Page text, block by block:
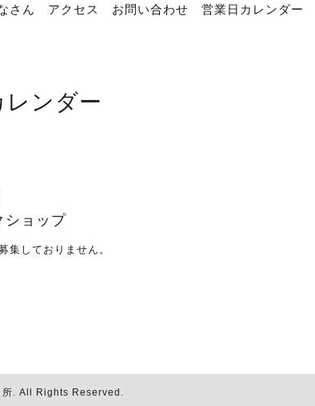
さん アクセス お問い合わせ 営業日カレンダー
ンダー
ショップ
集しておりません。
所. All Rights Reserved.